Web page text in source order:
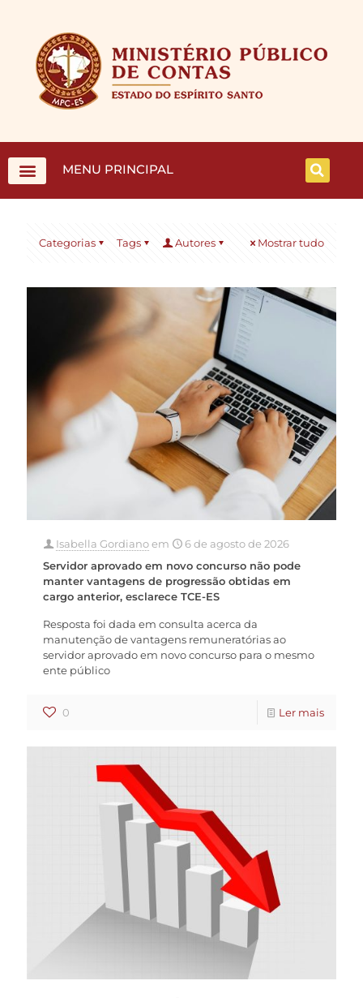
MENU PRINCIPAL
Categorias Tags Autores Mostrar tudo
Isabella Gordianoem
6 de agosto de 2026
Servidor aprovado em novo concurso não pode
manter vantagens de progressão obtidas em
cargo anterior, esclarece TCE-ES
Resposta foi dada em consulta acerca da
manutenção de vantagens remuneratórias ao
servidor aprovado em novo concurso para o mesmo
ente público
0 Ler mais